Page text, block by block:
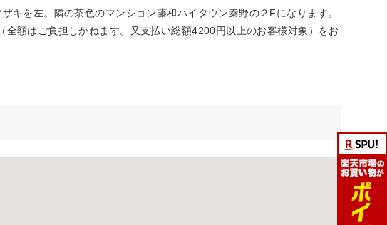
を左。隣の茶色のマンション藤和ハイタウン秦野の２Fになります。
額はご負担しかねます。又支払い総額4200円以上のお客様対象）をお